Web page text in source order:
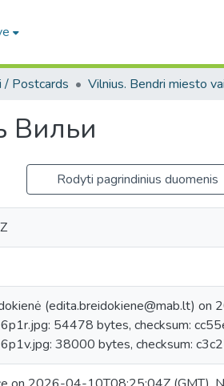
/ Postcards
Вильи
Rodyti pagrindinius duomenis
(edita.breidokiene@mab.lt)
54478 bytes, checksum:
38000 bytes, checksum: